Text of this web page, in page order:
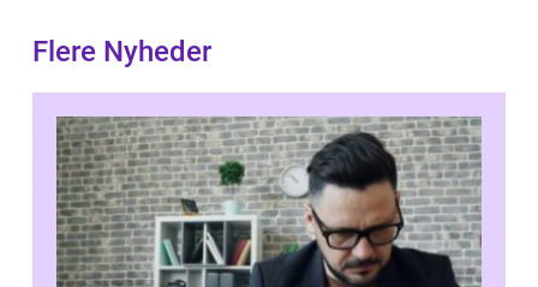
Flere Nyheder